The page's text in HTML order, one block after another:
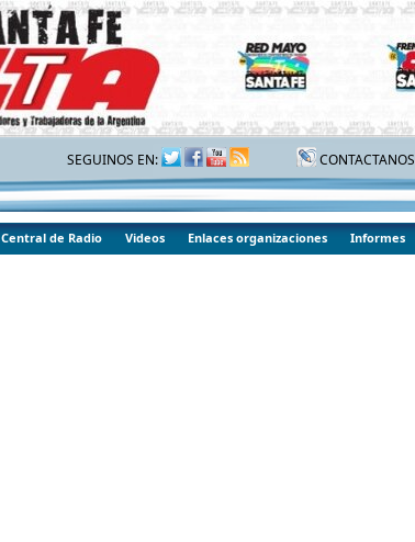
SEGUINOS EN: CONTACTANOS
Central de Radio Videos Enlaces organizaciones Informes